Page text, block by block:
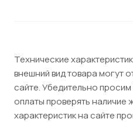
Технические
внешний вид товара могут
сайте. Убедительно
оплаты проверять наличие
характеристик на сайте